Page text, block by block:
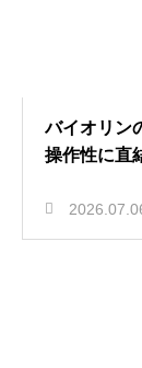
バイオリン
操作性に直